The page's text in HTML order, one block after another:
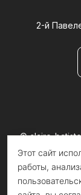
2-й
© claire-
Информация
Этот сайт
работы,